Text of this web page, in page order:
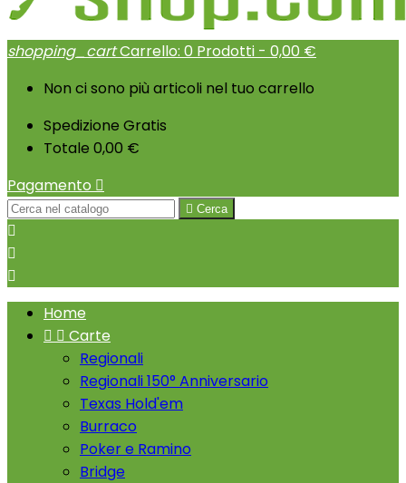
shopping_cartCarrello: 0 Prodotti - 0,00 €
Non ci sono più articoli nel tuo carrello
Spedizione Gratis
Totale 0,00 €
Pagamento 
 Cerca



Home
  Carte
Regionali
Regionali 150° Anniversario
Texas Hold'em
Burraco
Poker e Ramino
Bridge